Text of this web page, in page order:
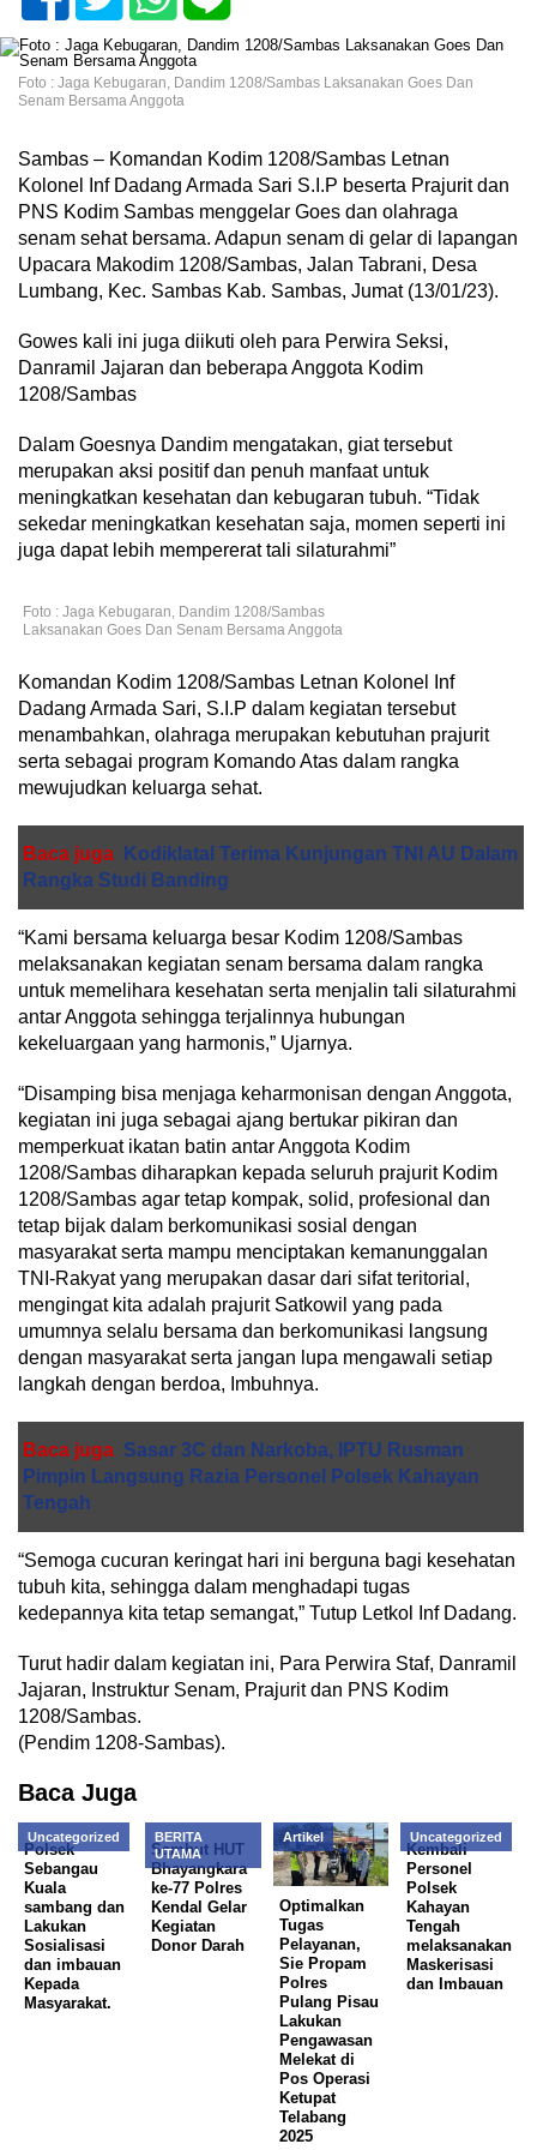
Foto : Jaga Kebugaran, Dandim 1208/Sambas Laksanakan Goes Dan
Senam Bersama Anggota
Sambas – Komandan Kodim 1208/Sambas Letnan
Kolonel Inf Dadang Armada Sari S.I.P beserta Prajurit dan
PNS Kodim Sambas menggelar Goes dan olahraga
senam sehat bersama. Adapun senam di gelar di lapangan
Upacara Makodim 1208/Sambas, Jalan Tabrani, Desa
Lumbang, Kec. Sambas Kab. Sambas, Jumat (13/01/23).
Gowes kali ini juga diikuti oleh para Perwira Seksi,
Danramil Jajaran dan beberapa Anggota Kodim
1208/Sambas
Dalam Goesnya Dandim mengatakan, giat tersebut
merupakan aksi positif dan penuh manfaat untuk
meningkatkan kesehatan dan kebugaran tubuh. “Tidak
sekedar meningkatkan kesehatan saja, momen seperti ini
juga dapat lebih mempererat tali silaturahmi”
Foto : Jaga Kebugaran, Dandim 1208/Sambas
Laksanakan Goes Dan Senam Bersama Anggota
Komandan Kodim 1208/Sambas Letnan Kolonel Inf
Dadang Armada Sari, S.I.P dalam kegiatan tersebut
menambahkan, olahraga merupakan kebutuhan prajurit
serta sebagai program Komando Atas dalam rangka
mewujudkan keluarga sehat.
Baca juga
Kodiklatal Terima Kunjungan TNI AU Dalam
Rangka Studi Banding
“Kami bersama keluarga besar Kodim 1208/Sambas
melaksanakan kegiatan senam bersama dalam rangka
untuk memelihara kesehatan serta menjalin tali silaturahmi
antar Anggota sehingga terjalinnya hubungan
kekeluargaan yang harmonis,” Ujarnya.
“Disamping bisa menjaga keharmonisan dengan Anggota,
kegiatan ini juga sebagai ajang bertukar pikiran dan
memperkuat ikatan batin antar Anggota Kodim
1208/Sambas diharapkan kepada seluruh prajurit Kodim
1208/Sambas agar tetap kompak, solid, profesional dan
tetap bijak dalam berkomunikasi sosial dengan
masyarakat serta mampu menciptakan kemanunggalan
TNI-Rakyat yang merupakan dasar dari sifat teritorial,
mengingat kita adalah prajurit Satkowil yang pada
umumnya selalu bersama dan berkomunikasi langsung
dengan masyarakat serta jangan lupa mengawali setiap
langkah dengan berdoa, Imbuhnya.
Baca juga Sasar 3C dan Narkoba, IPTU Rusman
Pimpin Langsung Razia Personel Polsek Kahayan
Tengah
“Semoga cucuran keringat hari ini berguna bagi kesehatan
tubuh kita, sehingga dalam menghadapi tugas
kedepannya kita tetap semangat,” Tutup Letkol Inf Dadang.
Turut hadir dalam kegiatan ini, Para Perwira Staf, Danramil
Jajaran, Instruktur Senam, Prajurit dan PNS Kodim
1208/Sambas.
(Pendim 1208-Sambas).
Baca Juga
Uncategorized
Polsek
Sebangau
Kuala
sambang dan
Lakukan
Sosialisasi
dan imbauan
Kepada
Masyarakat.
BERITA
UTAMA
Sambut HUT
Bhayangkara
ke-77 Polres
Kendal Gelar
Kegiatan
Donor Darah
Artikel
Optimalkan
Tugas
Pelayanan,
Sie Propam
Polres
Pulang Pisau
Lakukan
Pengawasan
Melekat di
Pos Operasi
Ketupat
Telabang
2025
Uncategorized
Kembali
Personel
Polsek
Kahayan
Tengah
melaksanakan
Maskerisasi
dan Imbauan